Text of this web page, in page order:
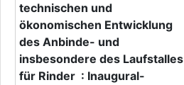
technischen und
ökonomischen Entwicklung
des Anbinde- und
insbesondere des Laufstalles
für Rinder : Inaugural-